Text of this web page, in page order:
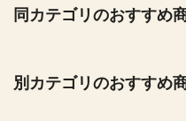
同カテゴリのおすすめ
別カテゴリのおすすめ